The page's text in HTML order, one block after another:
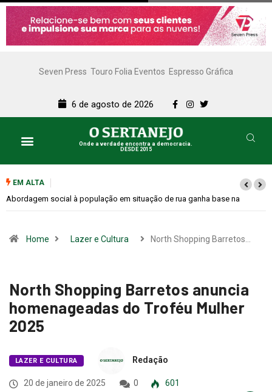
Seven Press Touro Folia Eventos Espresso Gráfica
6 de agosto de 2026
Onde a verdade encontra a democracia.
DESDE 2015
EM ALTA
Cemitérios terão horário especial e missas no Dia dos Pais
Home Lazer e Cultura North Shopping Barretos…
North Shopping Barretos anuncia
homenageadas do Troféu Mulher
2025
LAZER E CULTURA Redação
20 de janeiro de 2025 0
601